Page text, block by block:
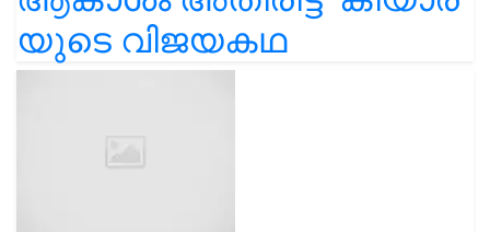
യുടെ വിജയകഥ